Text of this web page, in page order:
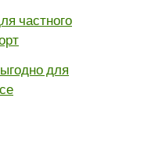
частного
для